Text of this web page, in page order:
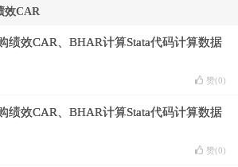
效CAR
绩效CAR、BHAR计算Stata代码计算数据
赞(0)
绩效CAR、BHAR计算Stata代码计算数据
赞(0)